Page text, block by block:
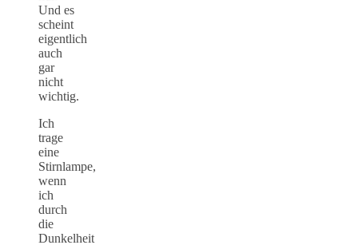
Und es
scheint
eigentlich
auch
gar
nicht
wichtig.
Ich
trage
eine
Stirnlampe,
wenn
ich
durch
die
Dunkelheit